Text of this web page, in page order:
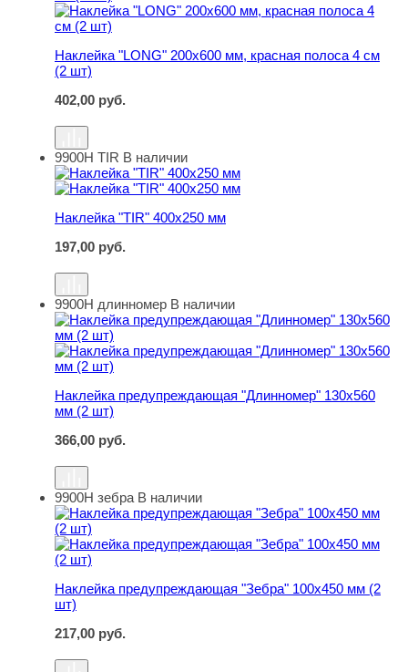
Наклейка "LONG" 200х600 мм, красная полоса 4 см
(2 шт)
402,00 руб.
Наклейка "TIR" 400х250 мм
9900Н TIR В наличии
Наклейка "TIR" 400х250 мм
197,00 руб.
Наклейка предупреждающая "Длинномер" 130х560 мм
9900Н длинномер В наличии
Наклейка предупреждающая "Длинномер" 130х560
мм (2 шт)
366,00 руб.
Наклейка предупреждающая "Зебра" 100х450 мм (2 шт)
9900Н зебра В наличии
Наклейка предупреждающая "Зебра" 100х450 мм (2
шт)
217,00 руб.